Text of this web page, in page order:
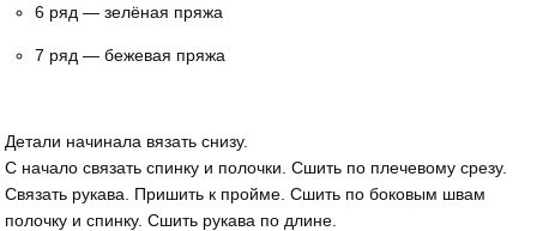
6 ряд — зелёная пряжа
7 ряд — бежевая пряжа
Детали начинала вязать снизу.
С начало связать спинку и полочки. Сшить по плечевому срезу.
Связать рукава. Пришить к пройме. Сшить по боковым швам
полочку и спинку. Сшить рукава по длине.